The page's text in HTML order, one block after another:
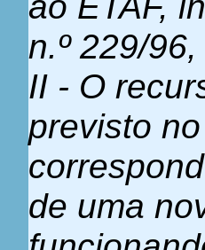
n.º 229/
II - O
previsto
de uma